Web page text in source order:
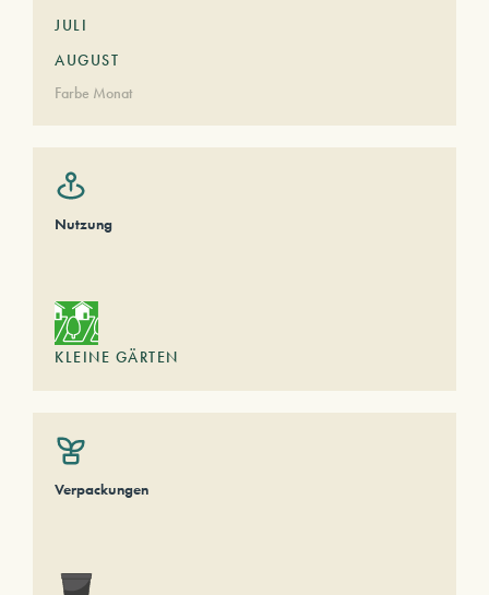
JULI
AUGUST
Farbe Monat
Nutzung
KLEINE GÄRTEN
Verpackungen